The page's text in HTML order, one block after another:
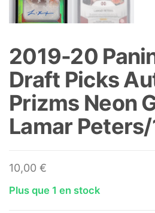
2019-20
Draft Picks
Prizms Neon
Lamar
10,00 €
Plus que 1 en stock